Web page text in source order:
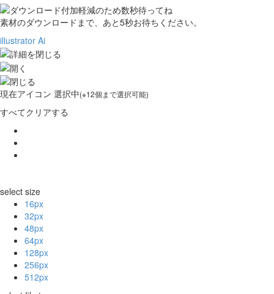
素材のダウンロードまで、あと5秒お待ちください。
illustrator Ai
現在アイコン 選択中(※12個まで選択可能)
すべてクリアする
select size
16px
32px
48px
64px
128px
256px
512px